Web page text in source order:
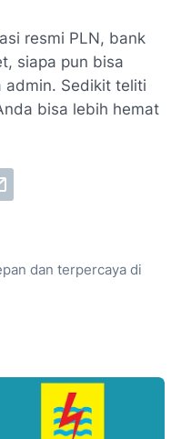
resmi PLN, bank
siapa pun bisa
admin. Sedikit teliti
bisa lebih hemat
dan terpercaya di